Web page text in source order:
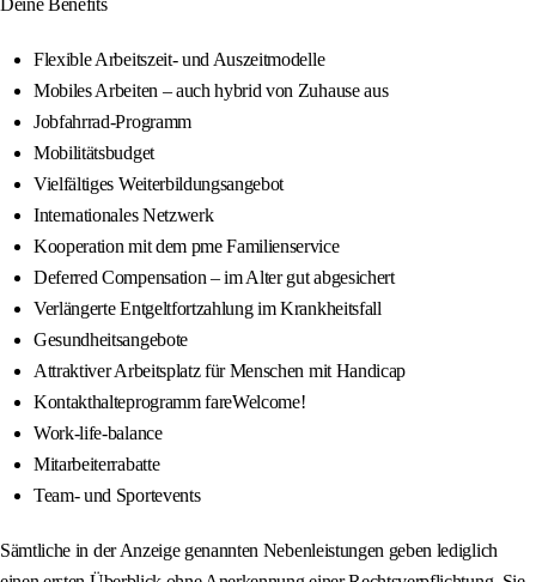
Deine Benefits
Flexible Arbeitszeit- und Auszeitmodelle
Mobiles Arbeiten – auch hybrid von Zuhause aus
Jobfahrrad-Programm
Mobilitätsbudget
Vielfältiges Weiterbildungsangebot
Internationales Netzwerk
Kooperation mit dem pme Familienservice
Deferred Compensation – im Alter gut abgesichert
Verlängerte Entgeltfortzahlung im Krankheitsfall
Gesundheitsangebote
Attraktiver Arbeitsplatz für Menschen mit Handicap
Kontakthalteprogramm fareWelcome!
Work-life-balance
Mitarbeiterrabatte
Team- und Sportevents
Sämtliche in der Anzeige genannten Nebenleistungen geben lediglich